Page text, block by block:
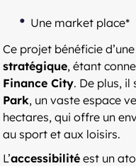
Une market place*
Ce projet bénéficie
stratégique, étant
Finance City. De plus,
Park, un vaste espace
hectares, qui offre un
au sport et aux loisirs.
L’accessibilité est un